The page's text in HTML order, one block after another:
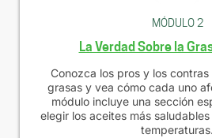
MÓDULO 2
La Verdad Sobre la
Conozca los pros y los
grasas y vea cómo cada uno
módulo incluye una sección
elegir los aceites más
temperaturas.